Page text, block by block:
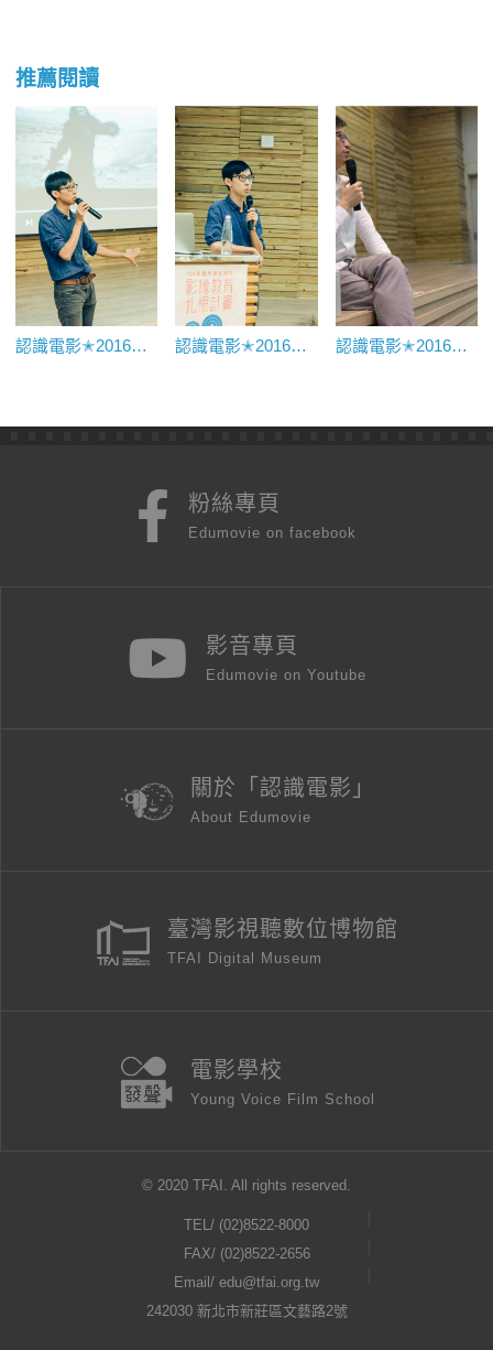
推薦閱讀
認識電影✭2016電影美學概論 認識電影✭2016臺灣電影史 認識電影✭2016電影與文學
粉絲專頁
Edumovie on facebook
影音專頁
Edumovie on Youtube
關於「認識電影」
About Edumovie
臺灣影視聽數位博物館
TFAI Digital Museum
電影學校
Young Voice Film School
© 2020 TFAI. All rights reserved.
TEL/ (02)8522-8000
FAX/ (02)8522-2656
Email/ edu@tfai.org.tw
242030 新北市新莊區文藝路2號